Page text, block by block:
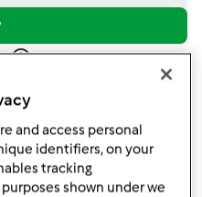
19/08/12
dnia: 19/08/12
kolekcji
przepisem
and access personal
identifiers, on your
tracking
shown under we